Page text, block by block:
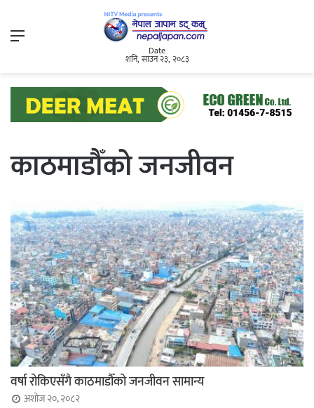
Menu
Date
शनि, साउन २३, २०८३
काठमाडौँको जनजीवन
वर्षा रोकिएसँगै काठमाडौँको जनजीवन सामान्य
अशोज २०, २०८२